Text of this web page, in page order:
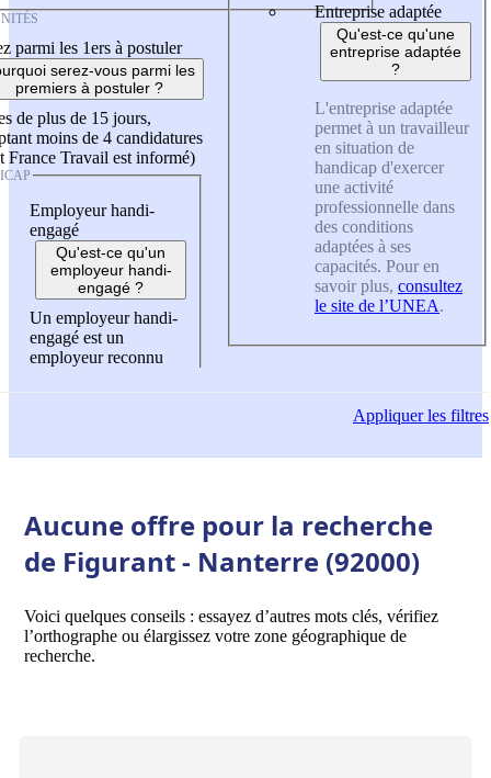
parmi les 1ers à postuler
serez-vous parmi les
premiers à postuler ?
de plus de 15 jours,
moins de 4 candidatures
France Travail est informé)
Employeur handi-
engagé
Qu'est-ce qu'un
employeur handi-
engagé ?
Un employeur handi-
engagé est un
employeur reconnu
Entreprise adaptée
Qu'est-ce qu'une
entreprise adaptée
?
L'entreprise adaptée
permet à un travailleur
en situation de
handicap d'exercer
une activité
professionnelle dans
des conditions
adaptées à ses
capacités. Pour en
savoir plus, consultez
le site de l’UNEA.
Appliquerles filtres
Aucune offre pour la recherche
de Figurant - Nanterre (92000)
Voici quelques conseils : essayez d’autres mots clés, vérifiez
l’orthographe ou élargissez votre zone géographique de
recherche.